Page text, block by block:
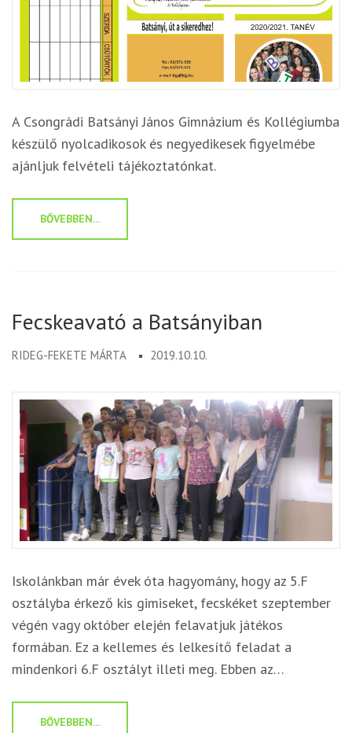
A Csongrádi Batsányi János Gimnázium és Kollégiumba
készülő nyolcadikosok és negyedikesek figyelmébe
ajánljuk felvételi tájékoztatónkat.
BŐVEBBEN...
Fecskeavató a Batsányiban
RIDEG-FEKETE MÁRTA 2019.10.10.
Iskolánkban már évek óta hagyomány, hogy az 5.F
osztályba érkező kis gimiseket, fecskéket szeptember
végén vagy október elején felavatjuk játékos
formában. Ez a kellemes és lelkesítő feladat a
mindenkori 6.F osztályt illeti meg. Ebben az…
BŐVEBBEN...